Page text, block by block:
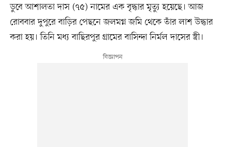
ডুবে আশালতা দাস (৭৫) নামের এক বৃদ্ধার মৃত্যু হয়েছে। আজ
রোববার দুপুরে বাড়ির পেছনে জলমগ্ন জমি থেকে তাঁর লাশ উদ্ধার
করা হয়। তিনি মধ্য বাছিরপুর গ্রামের বাসিন্দা নির্মল দাসের স্ত্রী।